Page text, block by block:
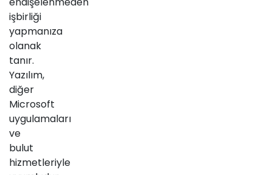
işbirliği
yapmanıza
olanak
tanır.
Yazılım,
diğer
Microsoft
uygulamaları
ve
bulut
hizmetleriyle